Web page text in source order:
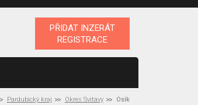
PŘIDAT INZERÁT
REGISTRACE
Pardubický kraj Okres Svitavy Osík